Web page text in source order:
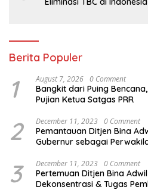
Berita Populer
1 August 7, 2026 0 Comment
Bangkit dari Puing
Pujian Ketua Satgas PRR
2 December 11, 2023 0 Comment
Pemantauan Ditjen Bina
Gubernur sebagai
3 December 11, 2023 0 Comment
Pertemuan Ditjen Bina
Dekonsentrasi & Tugas